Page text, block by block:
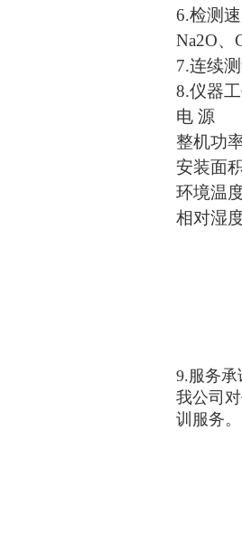
6.检测
Na2O、
7.连续
8.仪器
电 源
整机功
安装面
环境温
相对
9.服务承
我公司
训服务。